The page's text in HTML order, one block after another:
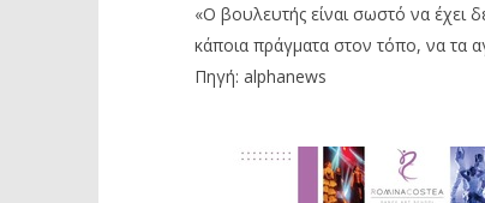
«Ο βουλευτής είναι σωστό να έχει
κάποια πράγματα στον τόπο, να τα
Πηγή: alphanews